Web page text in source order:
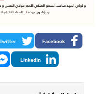
Facebook
Twitter
LinkedIn